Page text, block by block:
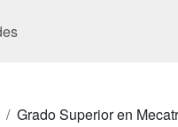
Grado Superior en